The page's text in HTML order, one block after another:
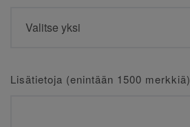
Lisätietoja (enintään 1500 merkkiä)